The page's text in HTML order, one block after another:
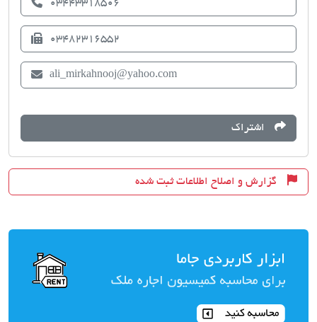
03443318506
03482316552
ali_mirkahnooj@yahoo.com
اشتراک
گزارش و اصلاح اطلاعات ثبت شده